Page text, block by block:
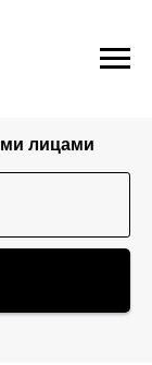
лицами